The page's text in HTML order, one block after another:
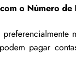
o Número
pagar